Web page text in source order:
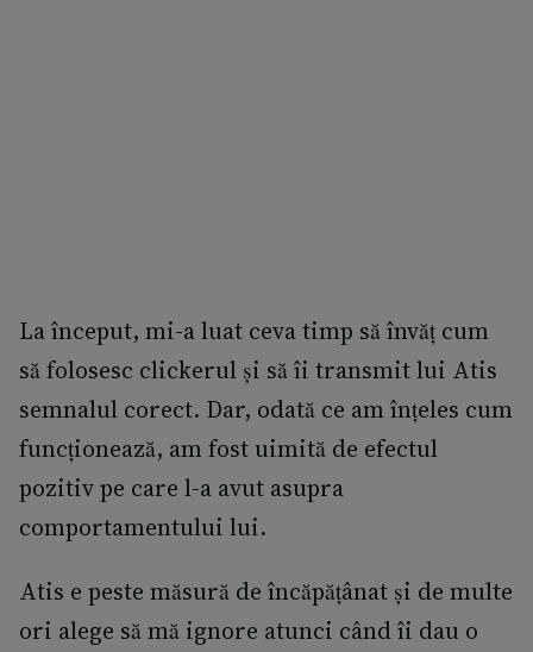
La început, mi-a luat ceva timp să învăț cum
să folosesc clickerul și să îi transmit lui Atis
semnalul corect. Dar, odată ce am înțeles cum
funcționează, am fost uimită de efectul
pozitiv pe care l-a avut asupra
comportamentului lui.
Atis e peste măsură de încăpățânat și de multe
ori alege să mă ignore atunci când îi dau o